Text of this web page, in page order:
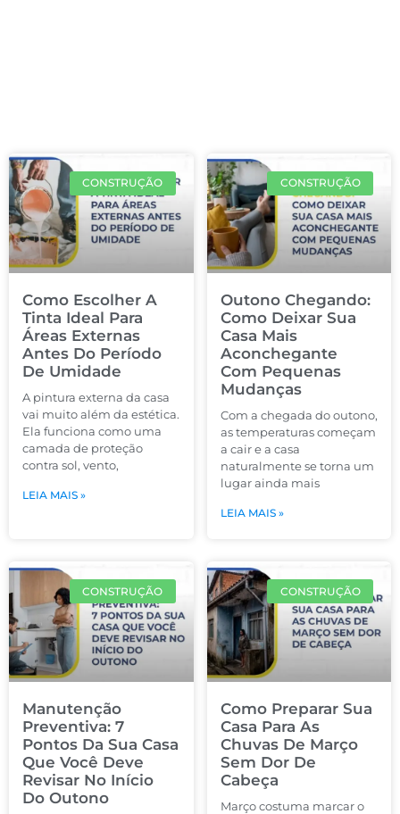
CONSTRUÇÃO
Como Escolher A
Tinta Ideal Para
Áreas Externas
Antes Do Período
De Umidade
A pintura externa da casa
vai muito além da estética.
Ela funciona como uma
camada de proteção
contra sol, vento,
LEIA MAIS »
CONSTRUÇÃO
Outono Chegando:
Como Deixar Sua
Casa Mais
Aconchegante
Com Pequenas
Mudanças
Com a chegada do outono,
as temperaturas começam
a cair e a casa
naturalmente se torna um
lugar ainda mais
LEIA MAIS »
CONSTRUÇÃO
Manutenção
Preventiva: 7
Pontos Da Sua Casa
Que Você Deve
Revisar No Início
Do Outono
CONSTRUÇÃO
Como Preparar Sua
Casa Para As
Chuvas De Março
Sem Dor De
Cabeça
Março costuma marcar o